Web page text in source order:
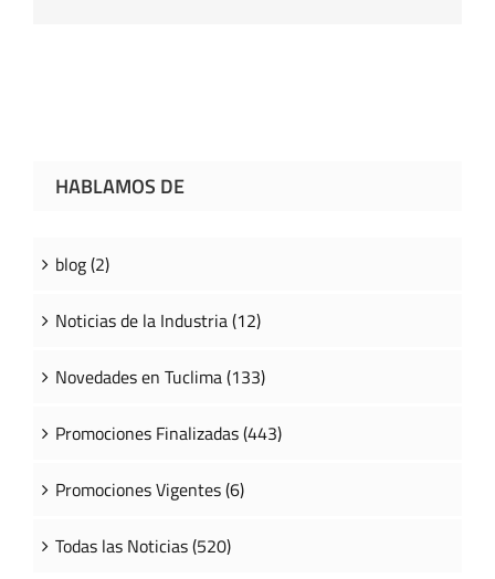
HABLAMOS DE
blog (2)
Noticias de la Industria (12)
Novedades en Tuclima (133)
Promociones Finalizadas (443)
Promociones Vigentes (6)
Todas las Noticias (520)